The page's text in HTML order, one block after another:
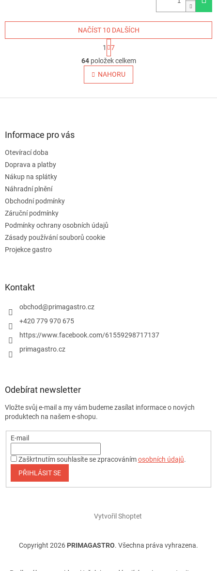
O
v
l
á
u
NAČÍST 10 DALŠÍCH
t
r
á
n
k
v
1
7
64položek celkem
NAHORU
Informace pro vás
Otevírací doba
Doprava a platby
Nákup na splátky
Náhradní plnění
Obchodní podmínky
Záruční podmínky
Podmínky ochrany osobních údajů
Zásady používání souborů cookie
Projekce gastro
Kontakt
obchod@primagastro.cz
+420 779 970 675
https://www.facebook.com/61559298717137
primagastro.cz
Odebírat newsletter
Vložte svůj e-mail a my vám budeme zasílat informace o nových
produktech na našem e-shopu.
E-mail
Zaškrtnutím souhlasíte se zpracovánímosobních údajů.
PŘIHLÁSIT SE
Vytvořil Shoptet
Copyright 2026 PRIMAGASTRO. Všechna práva vyhrazena.